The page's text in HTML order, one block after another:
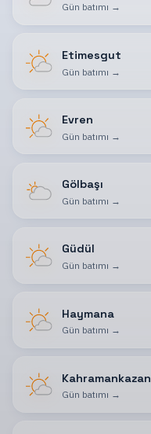
Gün batımı →
Etimesgut
Gün batımı →
Evren
Gün batımı →
Gölbaşı
Gün batımı →
Güdül
Gün batımı →
Haymana
Gün batımı →
Kahramankazan
Gün batımı →